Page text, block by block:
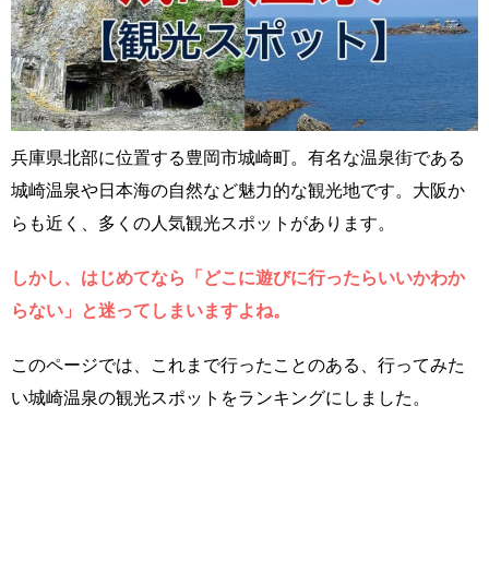
兵庫県北部に位置する豊岡市城崎町。有名な温泉街である
城崎温泉や日本海の自然など魅力的な観光地です。大阪か
らも近く、多くの人気観光スポットがあります。
しかし、はじめてなら「どこに遊びに行ったらいいかわか
らない」と迷ってしまいますよね。
このページでは、これまで行ったことのある、行ってみた
い城崎温泉の観光スポットをランキングにしました。